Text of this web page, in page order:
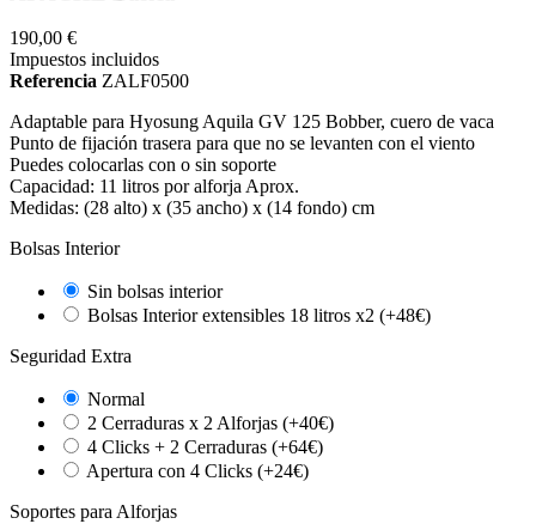
190,00 €
Impuestos incluidos
Referencia ZALF0500
Adaptable para Hyosung Aquila GV 125 Bobber, cuero de vaca
Punto de fijación trasera para que no se levanten con el viento
Puedes colocarlas con o sin soporte
Capacidad: 11 litros por alforja Aprox.
Medidas: (28 alto) x (35 ancho) x (14 fondo) cm
Bolsas Interior
Sin bolsas interior
Bolsas Interior extensibles 18 litros x2 (+48€)
Seguridad Extra
Normal
2 Cerraduras x 2 Alforjas (+40€)
4 Clicks + 2 Cerraduras (+64€)
Apertura con 4 Clicks (+24€)
Soportes para Alforjas